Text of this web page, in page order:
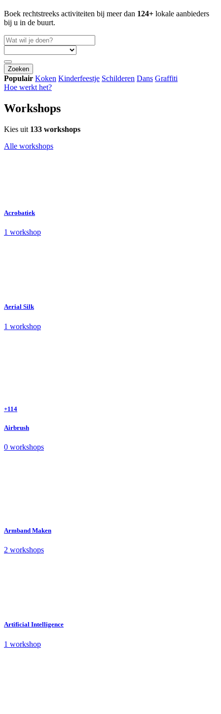
Boek rechtstreeks activiteiten bij meer dan 124+ lokale aanbieders
bij u in de buurt.
Zoeken
Populair Koken Kinderfeestje Schilderen Dans Graffiti
Hoe werkt het?
Workshops
Kies uit 133 workshops
Alle workshops
Acrobatiek
1 workshop
Aerial Silk
1 workshop
+114
Airbrush
0 workshops
Armband Maken
2 workshops
Artificial Intelligence
1 workshop